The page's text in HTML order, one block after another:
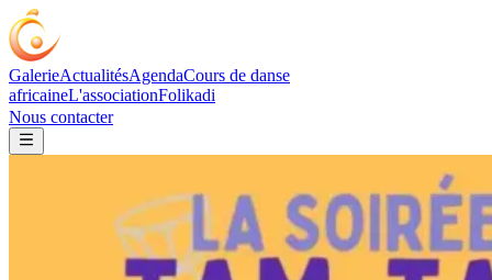
GalerieActualitésAgendaCours de danse
africaineL'associationFolikadi
Nous contacter